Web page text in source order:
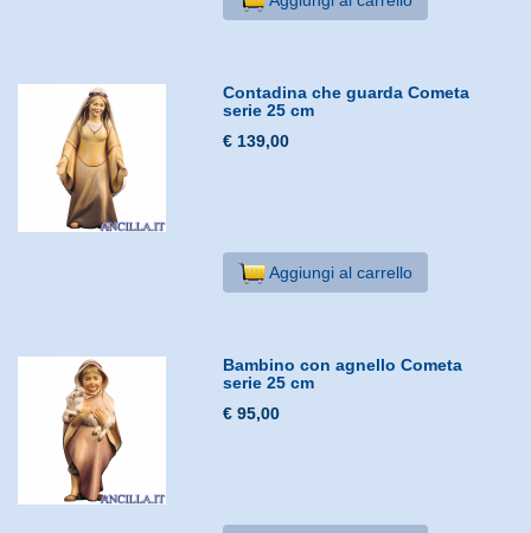
Contadina che guarda Cometa
serie 25 cm
€ 139,00
Aggiungi al carrello
Bambino con agnello Cometa
serie 25 cm
€ 95,00